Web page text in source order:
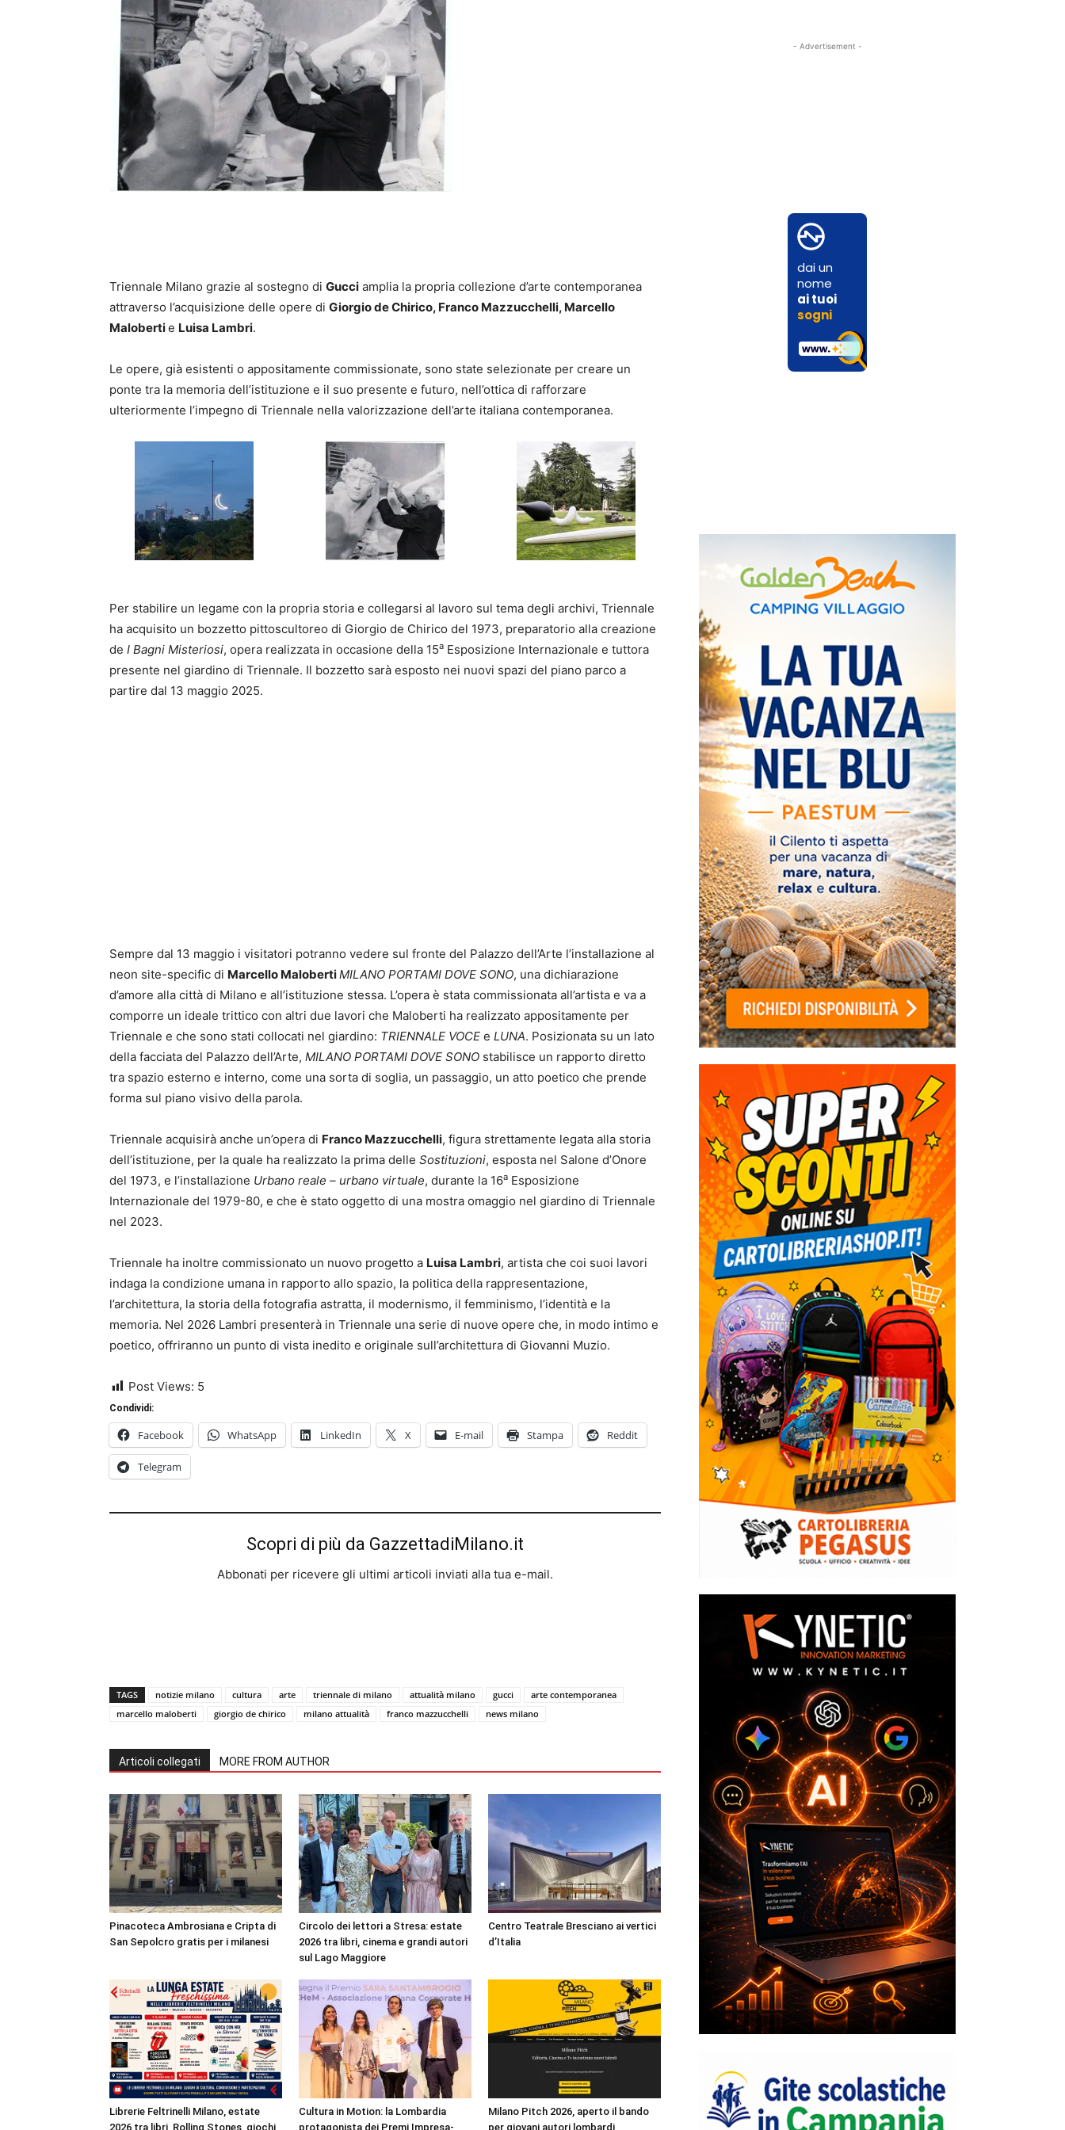
Triennale Milano grazie al sostegno di Gucci amplia la propria collezione d’arte contemporanea
attraverso l’acquisizione delle opere di Giorgio de Chirico, Franco Mazzucchelli, Marcello
Malobertie Luisa Lambri.
Le opere, già esistenti o appositamente commissionate, sono state selezionate per creare un
ponte tra la memoria dell’istituzione e il suo presente e futuro, nell’ottica di rafforzare
ulteriormente l’impegno di Triennale nella valorizzazione dell’arte italiana contemporanea.
Per stabilire un legame con la propria storia e collegarsi al lavoro sul tema degli archivi, Triennale
ha acquisito un bozzetto pittoscultoreo di Giorgio de Chirico del 1973, preparatorio alla creazione
de I Bagni Misteriosi, opera realizzata in occasione della 15a Esposizione Internazionale e tuttora
presente nel giardino di Triennale. Il bozzetto sarà esposto nei nuovi spazi del piano parco a
partire dal 13 maggio 2025.
Sempre dal 13 maggio i visitatori potranno vedere sul fronte del Palazzo dell’Arte l’installazione al
neon site-specific di Marcello MalobertiMILANO PORTAMI DOVE SONO, una dichiarazione
d’amore alla città di Milano e all’istituzione stessa. L’opera è stata commissionata all’artista e va a
comporre un ideale trittico con altri due lavori che Maloberti ha realizzato appositamente per
Triennale e che sono stati collocati nel giardino: TRIENNALE VOCE e LUNA. Posizionata su un lato
della facciata del Palazzo dell’Arte, MILANO PORTAMI DOVE SONO stabilisce un rapporto diretto
tra spazio esterno e interno, come una sorta di soglia, un passaggio, un atto poetico che prende
forma sul piano visivo della parola.
Triennale acquisirà anche un’opera di Franco Mazzucchelli, figura strettamente legata alla storia
dell’istituzione, per la quale ha realizzato la prima delle Sostituzioni, esposta nel Salone d’Onore
del 1973, e l’installazione Urbano reale – urbano virtuale, durante la 16a Esposizione
Internazionale del 1979-80, e che è stato oggetto di una mostra omaggio nel giardino di Triennale
nel 2023.
Triennale ha inoltre commissionato un nuovo progetto a Luisa Lambri, artista che coi suoi lavori
indaga la condizione umana in rapporto allo spazio, la politica della rappresentazione,
l’architettura, la storia della fotografia astratta, il modernismo, il femminismo, l’identità e la
memoria. Nel 2026 Lambri presenterà in Triennale una serie di nuove opere che, in modo intimo e
poetico, offriranno un punto di vista inedito e originale sull’architettura di Giovanni Muzio.
Post Views: 5
Condividi:
Facebook WhatsApp LinkedIn X E-mail Stampa Reddit
Telegram
Scopri di più da GazzettadiMilano.it
Abbonati per ricevere gli ultimi articoli inviati alla tua e-mail.
TAGS notizie milano cultura arte triennale di milano attualità milano gucci
arte contemporanea
marcello maloberti
giorgio de chirico milano attualità franco mazzucchelli news milano
Articoli collegati MORE FROM AUTHOR
Pinacoteca Ambrosiana e Cripta di
San Sepolcro gratis per i milanesi
Circolo dei lettori a Stresa: estate
2026 tra libri, cinema e grandi autori
sul Lago Maggiore
Centro Teatrale Bresciano ai vertici
d’Italia
Librerie Feltrinelli Milano, estate
2026 tra libri, Rolling Stones, giochi
Cultura in Motion: la Lombardia
protagonista dei Premi Impresa-
Milano Pitch 2026, aperto il bando
per giovani autori lombardi
- Advertisement -